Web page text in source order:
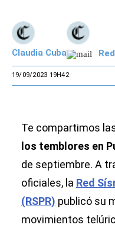
Claudia Cuba
19/09/2023 19H42
Te compartimos
los temblores en
de septiembre. A
oficiales, la Red
(RSPR) publicó su
movimientos